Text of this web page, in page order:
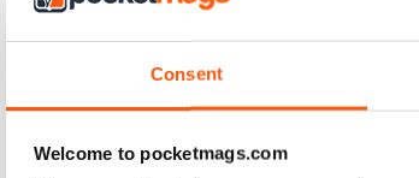
Consent
Welcome to pocketmags.com